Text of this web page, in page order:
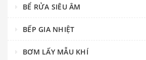
BỂ RỬA SIÊU ÂM
BẾP GIA NHIỆT
BƠM LẤY MẪU KHÍ